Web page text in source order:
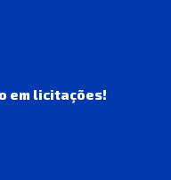
em licitações!